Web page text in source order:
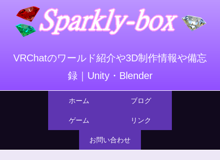
VRChatのワールド紹介や3D制作情報や備忘
録｜Unity・Blender
ホーム ブログ
ゲーム リンク
お問い合わせ